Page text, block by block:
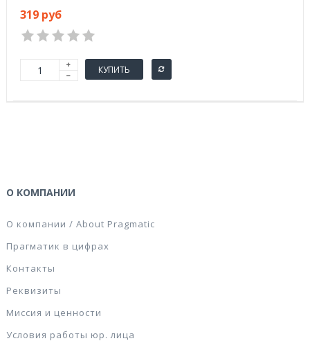
319 руб
КУПИТЬ
О КОМПАНИИ
О компании / About Pragmatic
Прагматик в цифрах
Контакты
Реквизиты
Миссия и ценности
Условия работы юр. лица